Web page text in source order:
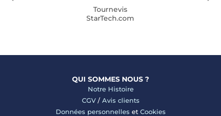
Tournevis
StarTech.com
QUI SOMMES NOUS ?
Notre Histoire
CGV/ Avis clients
Données personnelles et Cookies